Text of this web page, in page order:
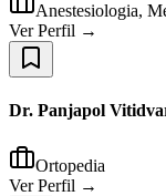
Anestesiologia,
Ver Perfil →
Dr. Panjapol
Ortopedia
Ver Perfil →